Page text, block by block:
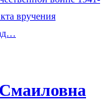
вручения